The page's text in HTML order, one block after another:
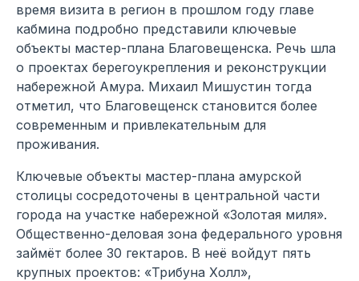
время визита в регион в прошлом году главе
кабмина подробно представили ключевые
объекты мастер-плана Благовещенска. Речь шла
о проектах берегоукрепления и реконструкции
набережной Амура. Михаил Мишустин тогда
отметил, что Благовещенск становится более
современным и привлекательным для
проживания.
Ключевые объекты мастер-плана амурской
столицы сосредоточены в центральной части
города на участке набережной «Золотая миля».
Общественно-деловая зона федерального уровня
займёт более 30 гектаров. В неё войдут пять
крупных проектов: «Трибуна Холл»,